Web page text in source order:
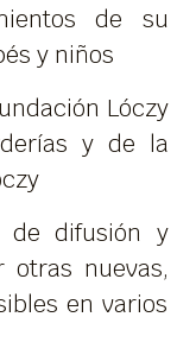
de su
y niños
Lóczy
y de la
de difusión y
otras nuevas,
en varios